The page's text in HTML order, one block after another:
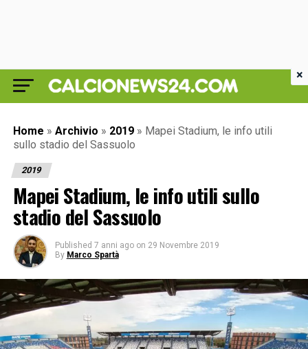
Home » Archivio » 2019 » Mapei Stadium, le info utili
sullo stadio del Sassuolo
2019
Mapei Stadium, le info utili sullo
stadio del Sassuolo
Published 7 anni ago on 29 Novembre 2019
By Marco Spartà
×